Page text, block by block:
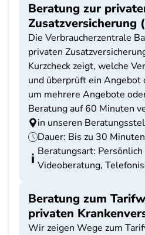
Beratung zur
Zusatzversicherung
Die Verbraucherzentrale
privaten
Kurzcheck zeigt, welche
und überprüft ein Angebot
um mehrere Angebote
Beratung auf 60 Minuten
in unseren
Dauer: Bis zu 30 Minuten
Beratungsart:
Videoberatung,
Beratung zum
privaten
Wir zeigen Wege zum